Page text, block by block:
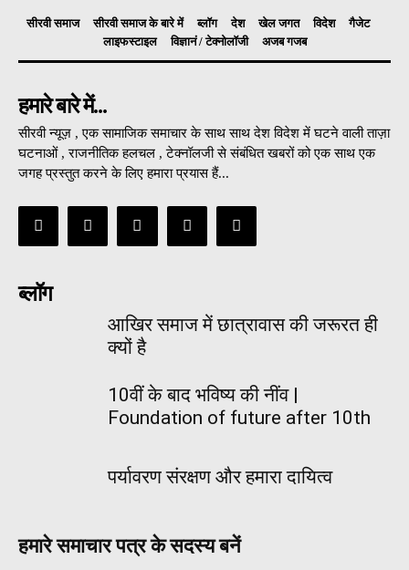
सीरवी समाज सीरवी समाज के बारे में ब्लॉग देश खेल जगत विदेश
गैजेट
लाइफस्टाइल
विज्ञानं / टेक्नोलॉजी अजब गजब
हमारे बारे में...
सीरवी न्यूज़ , एक सामाजिक समाचार के साथ साथ देश विदेश में घटने वाली ताज़ा
घटनाओं , राजनीतिक हलचल , टेक्नॉलजी से संबंधित खबरों को एक साथ एक
जगह प्रस्तुत करने के लिए हमारा प्रयास हैं...
ब्लॉग
आखिर समाज में छात्रावास की जरूरत ही
क्यों है
10वीं के बाद भविष्य की नींव |
Foundation of future after 10th
पर्यावरण संरक्षण और हमारा दायित्व
हमारे समाचार पत्र के सदस्य बनें